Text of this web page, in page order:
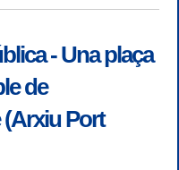
- Una plaça
de
Port